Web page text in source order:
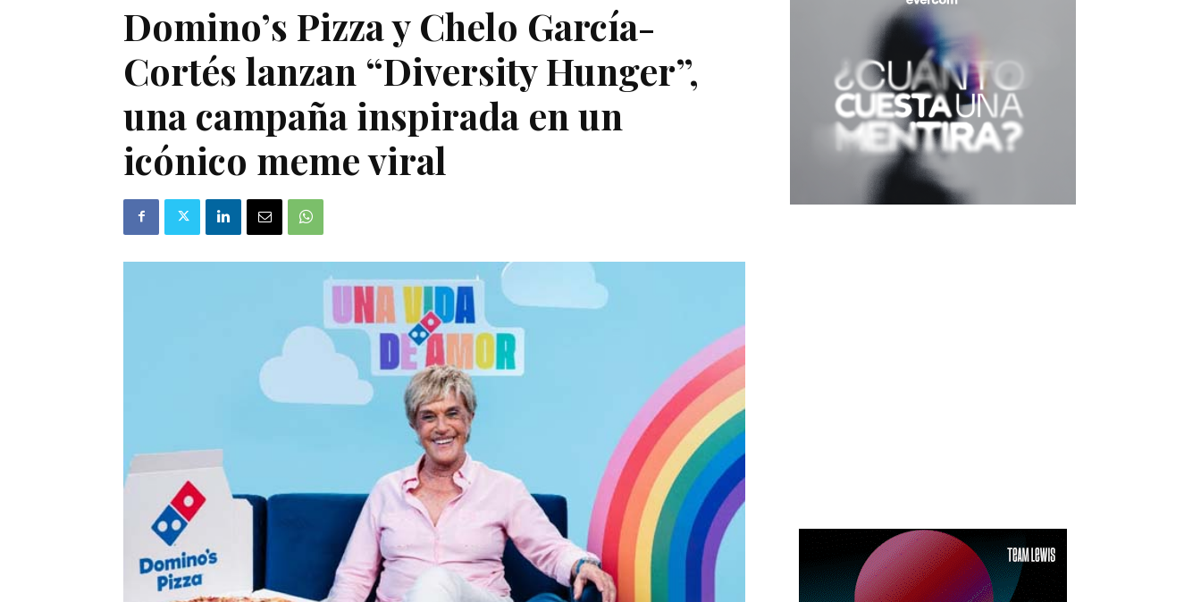
Domino’s Pizza y Chelo García-
Cortés lanzan “Diversity Hunger”,
una campaña inspirada en un
icónico meme viral